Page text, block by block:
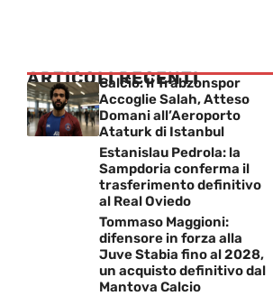
ARTICOLI RECENTI
Calcio: Il Trabzonspor
Accoglie Salah, Atteso
Domani all’Aeroporto
Ataturk di Istanbul
Estanislau Pedrola: la
Sampdoria conferma il
trasferimento definitivo
al Real Oviedo
Tommaso Maggioni:
difensore in forza alla
Juve Stabia fino al 2028,
un acquisto definitivo dal
Mantova Calcio